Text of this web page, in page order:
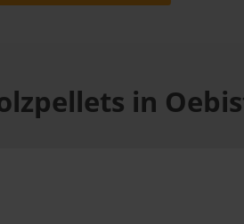
in